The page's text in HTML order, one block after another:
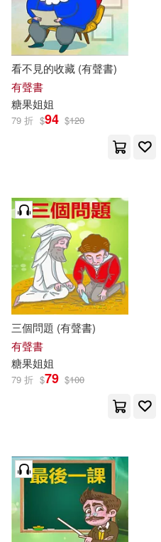
看不見的收藏 (有聲書)
有聲書
糖果姐姐
79 折 $94 $120
三個問題 (有聲書)
有聲書
糖果姐姐
79 折 $79 $100